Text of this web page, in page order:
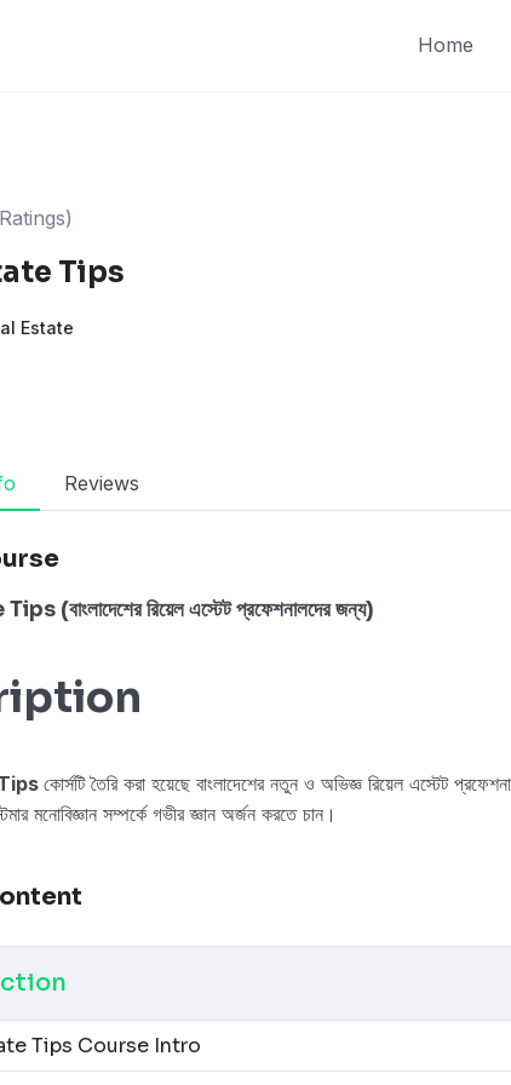
Home
Tips
Estate
Reviews
(বাংলাদেশের রিয়েল এস্টেট প্রফেশনালদের জন্য)
কোর্সটি তৈরি করা হয়েছে বাংলাদেশের নতুন ও অভিজ্ঞ রিয়েল এস্টেট
মনোবিজ্ঞান সম্পর্কে গভীর জ্ঞান অর্জন করতে চান।
Tips Course Intro